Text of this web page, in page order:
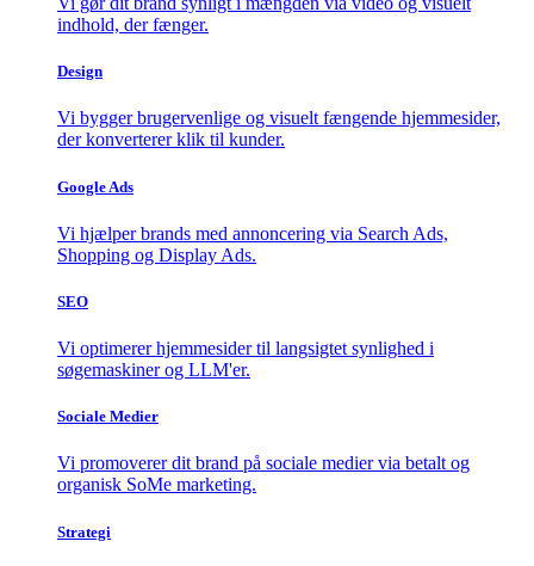
indhold, der fænger.
Design
Vi bygger brugervenlige og visuelt fængende hjemmesider,
der konverterer klik til kunder.
Google Ads
Vi hjælper brands med annoncering via Search Ads,
Shopping og Display Ads.
SEO
Vi optimerer hjemmesider til langsigtet synlighed i
søgemaskiner og LLM'er.
Sociale Medier
Vi promoverer dit brand på sociale medier via betalt og
organisk SoMe marketing.
Strategi